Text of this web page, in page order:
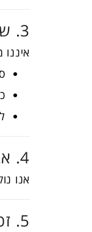
3. שיתוף מידע עם צדדים שלישיים
4. אבטחת מידע
אנו
5. זכויות המשתמש